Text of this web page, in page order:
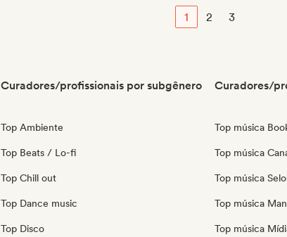
1 2 3
Curadores/profissionais por subgênero
Top Ambiente
Top Beats / Lo-fi
Top Chill out
Top Dance music
Top Disco
Curadores/
Top música
Top música
Top música
Top música
Top música